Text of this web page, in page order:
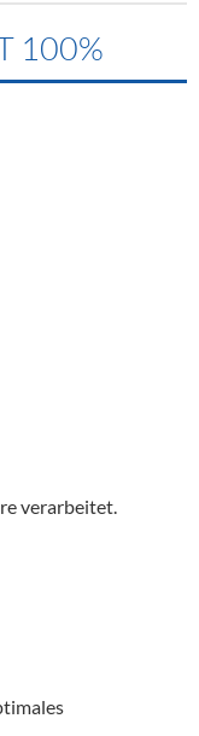
100%
verarbeitet.